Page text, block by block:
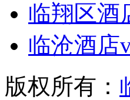
临翔区酒
临沧酒店
版权所有：